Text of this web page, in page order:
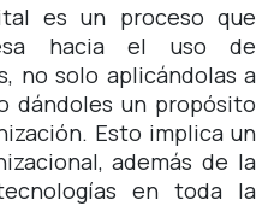
es un proceso que
hacia el uso de
no solo aplicándolas a
dándoles un propósito
Esto implica un
además de la
en toda la